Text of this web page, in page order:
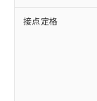
接点定格
以下の
対応予
有に対
対応予
非含有